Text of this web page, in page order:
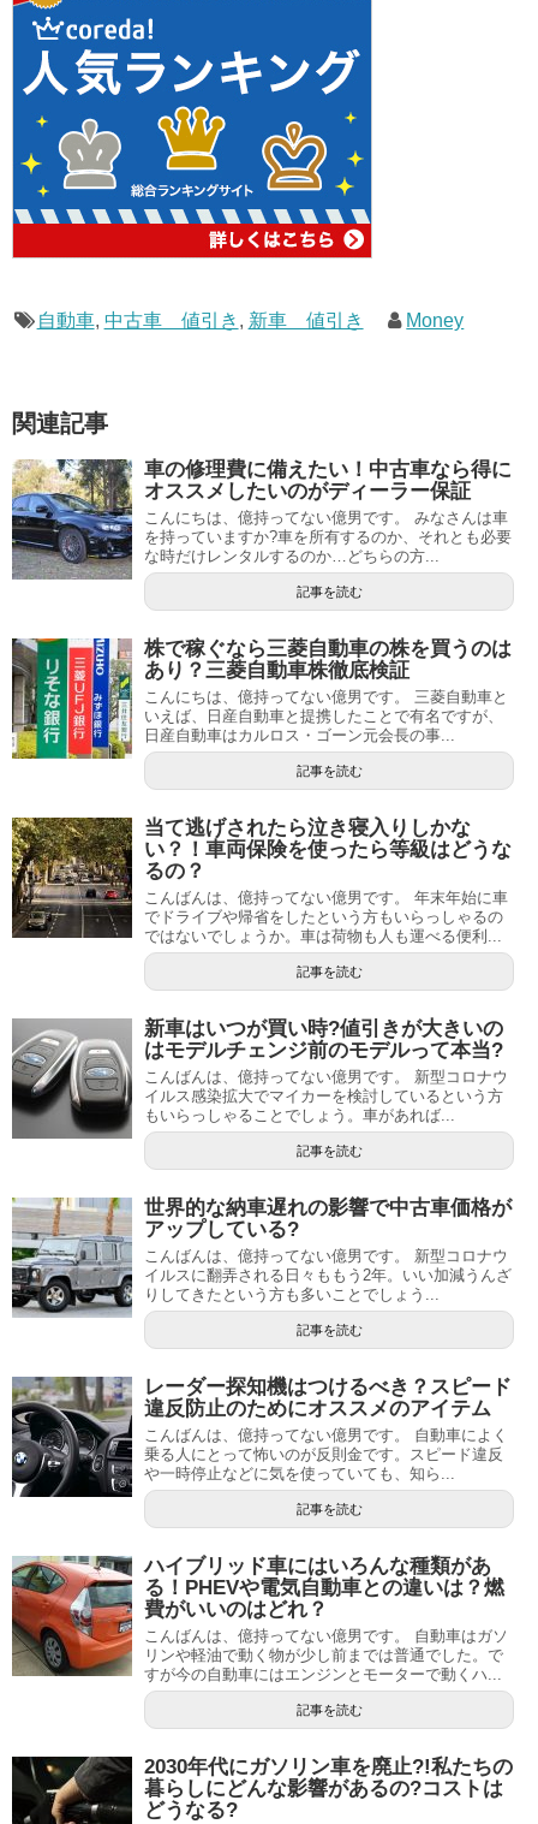
自動車, 中古車 値引き , 新車 値引き Money
関連記事
車の修理費に備えたい！中古車なら得に
オススメしたいのがディーラー保証
こんにちは、億持ってない億男です。 みなさんは車
を持っていますか?車を所有するのか、それとも必要
な時だけレンタルするのか…どちらの方...
記事を読む
株で稼ぐなら三菱自動車の株を買うのは
あり？三菱自動車株徹底検証
こんにちは、億持ってない億男です。 三菱自動車と
いえば、日産自動車と提携したことで有名ですが、
日産自動車はカルロス・ゴーン元会長の事...
記事を読む
当て逃げされたら泣き寝入りしかな
い？！車両保険を使ったら等級はどうな
るの？
こんばんは、億持ってない億男です。 年末年始に車
でドライブや帰省をしたという方もいらっしゃるの
ではないでしょうか。車は荷物も人も運べる便利...
記事を読む
新車はいつが買い時?値引きが大きいの
はモデルチェンジ前のモデルって本当?
こんばんは、億持ってない億男です。 新型コロナウ
イルス感染拡大でマイカーを検討しているという方
もいらっしゃることでしょう。車があれば...
記事を読む
世界的な納車遅れの影響で中古車価格が
アップしている?
こんばんは、億持ってない億男です。 新型コロナウ
イルスに翻弄される日々ももう2年。いい加減うんざ
りしてきたという方も多いことでしょう...
記事を読む
レーダー探知機はつけるべき？スピード
違反防止のためにオススメのアイテム
こんばんは、億持ってない億男です。 自動車によく
乗る人にとって怖いのが反則金です。スピード違反
や一時停止などに気を使っていても、知ら...
記事を読む
ハイブリッド車にはいろんな種類があ
る！PHEVや電気自動車との違いは？燃
費がいいのはどれ？
こんばんは、億持ってない億男です。 自動車はガソ
リンや軽油で動く物が少し前までは普通でした。で
すが今の自動車にはエンジンとモーターで動くハ...
記事を読む
2030年代にガソリン車を廃止?!私たちの
暮らしにどんな影響があるの?コストは
どうなる?